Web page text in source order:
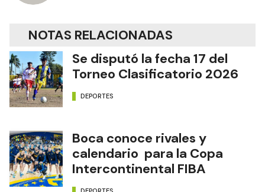
NOTAS RELACIONADAS
Se disputó la fecha 17 del
Torneo Clasificatorio 2026
DEPORTES
Boca conoce rivales y
calendario para la Copa
Intercontinental FIBA